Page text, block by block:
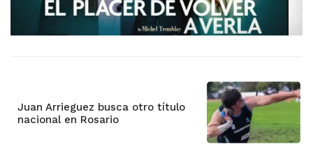
Juan Arrieguez busca otro título
nacional en Rosario